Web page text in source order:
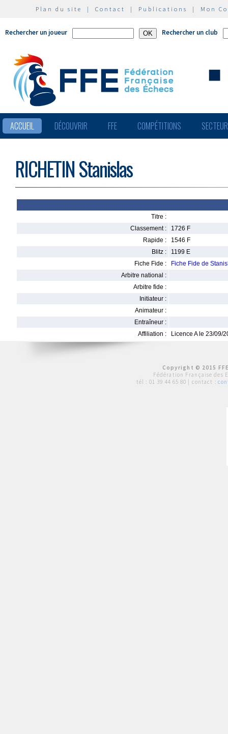
Plan du site | Contact | Publications | Mon
Rechercher un joueur Rechercher un club
ACCUEIL DÉCOUVRIR FFE COMPÉTITIONS
RICHETIN Stanislas
Titre :
Classement :
1726 F
Rapide :
1546 F
Blitz :
1199 E
Fiche Fide :
Fiche Fide de
Arbitre national :
Arbitre fide :
Initiateur :
Animateur :
Entraîneur :
Affiliation :
Licence A le 23/09/
Copyright © 2015
Fédération Française des
tél : 01 39 44 65 80 | contact :